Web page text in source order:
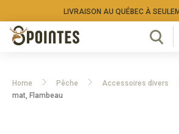
LIVRAISON AU QUÉBEC À
Home Pêche Accessoires divers
mat, Flambeau